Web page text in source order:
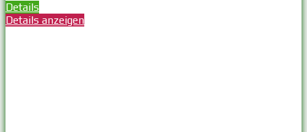
Details
Details anzeigen